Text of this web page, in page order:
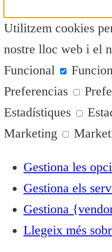
Utilitzem cookies
nostre lloc web i el
Funcional
Preferencias
Estadístiques
Marketing
Gestiona les
Gestiona els
Gestiona
Llegeix més